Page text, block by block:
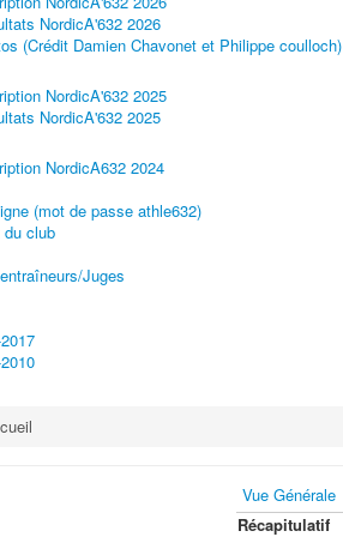
NordicA'632 2026
(Crédit Damien Chavonet et Philippe coulloch)
NordicA'632 2025
NordicA'632 2025
NordicA632 2024
(mot de passe athle632)
club
Juges
Vue Générale
Récapitulatif